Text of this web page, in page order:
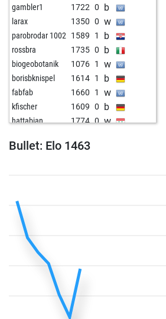
gambler1 1722 0 b
larax 1350 0 w
parobrodar 1002 1589 1 b
rossbra 1735 0 b
biogeobotanik 1076 1 w
borisbknispel 1614 1 b
fabfab 1660 1 w
kfischer 1609 0 b
hattabian 1774 0 w
Bullet: Elo 1463